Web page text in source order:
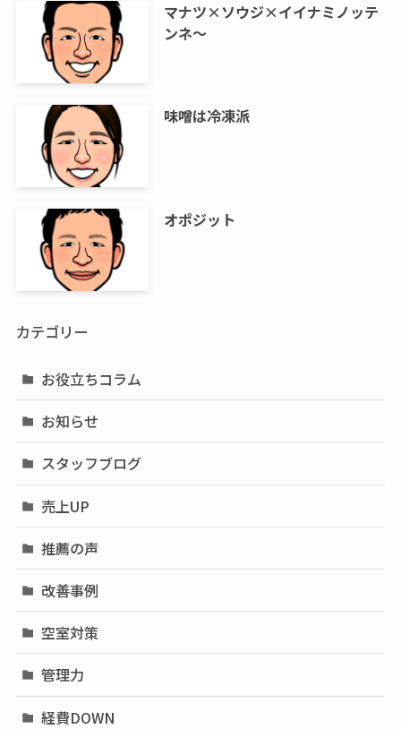
マナツ×ソウジ×イイナミノッテ
ンネ～
味噌は冷凍派
オポジット
カテゴリー
お役立ちコラム
お知らせ
スタッフブログ
売上UP
推薦の声
改善事例
空室対策
管理力
経費DOWN